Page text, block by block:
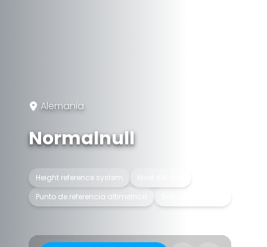
Alemania
Normalnull
Height reference system
Punto de referencia altimetrica